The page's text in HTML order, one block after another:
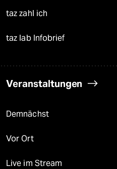
taz zahl ich
taz lab Infobrief
Veranstaltungen
Demnächst
Vor Ort
Live im Stream